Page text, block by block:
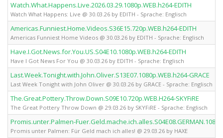
Watch.What.Happens.Live.2026.03.29.1080p.WEB.h264-EDITH
Watch What Happens: Live @ 30.03.26 by EDITH - Sprache: Englisch
Americas.Funniest.Home.Videos.S36E15.720p.WEB.h264-EDITH
Americas Funniest Home Videos @ 30.03.26 by EDITH - Sprache: Englisch
Have.I.Got.News.for.You.US.S04E10.1080p.WEB.h264-EDITH
Have I Got News For You @ 30.03.26 by EDITH - Sprache: Englisch
Last.Week.Tonight.with.John.Oliver.S13E07.1080p.WEB.h264-GRACE
Last Week Tonight with John Oliver @ 30.03.26 by GRACE - Sprache: Englisch
The.Great.Pottery.Throw.Down.S09E10.720p.WEB.H264-SKYFiRE
The Great Pottery Throw Down @ 29.03.26 by SKYFiRE - Sprache: Englisch
Promis.unter.Palmen-
Promis unter Palmen: Für Geld mach ich alles! @ 29.03.26 by HAXE